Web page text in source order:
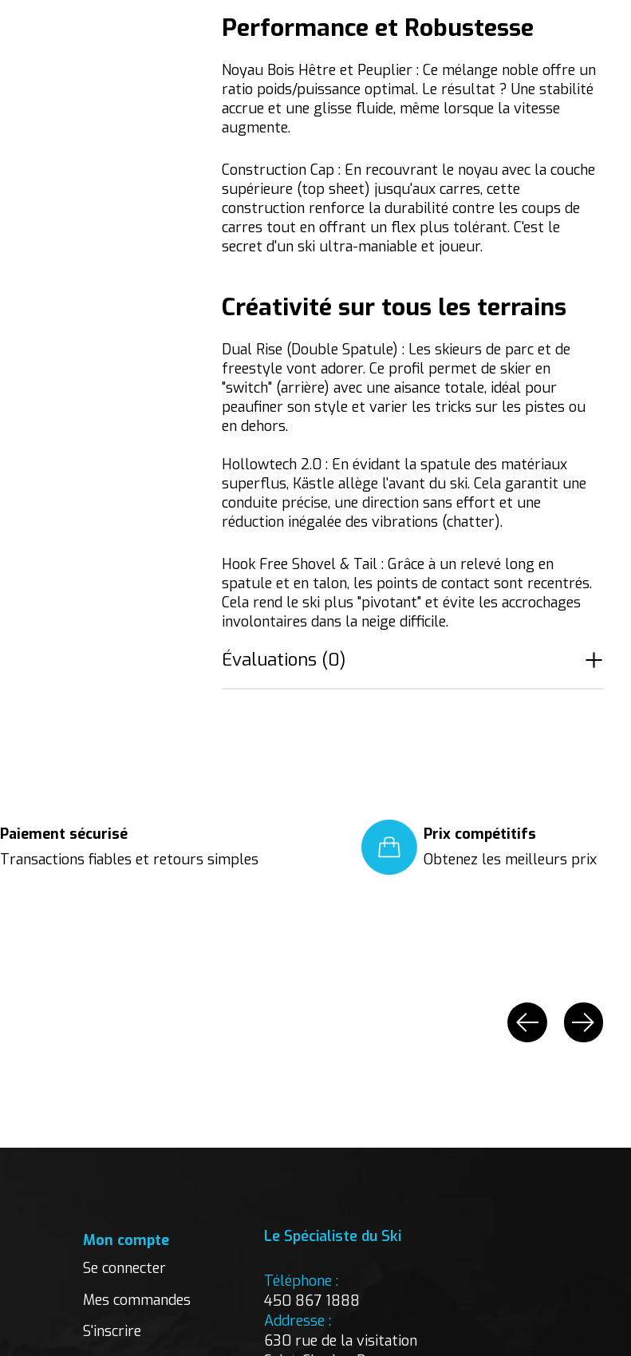
Performance et Robustesse
Noyau Bois Hêtre et Peuplier : Ce mélange noble offre un
ratio poids/puissance optimal. Le résultat ? Une stabilité
accrue et une glisse fluide, même lorsque la vitesse
augmente.
Construction Cap : En recouvrant le noyau avec la couche
supérieure (top sheet) jusqu'aux carres, cette
construction renforce la durabilité contre les coups de
carres tout en offrant un flex plus tolérant. C'est le
secret d'un ski ultra-maniable et joueur.
Créativité sur tous les terrains
Dual Rise (Double Spatule) : Les skieurs de parc et de
freestyle vont adorer. Ce profil permet de skier en
"switch" (arrière) avec une aisance totale, idéal pour
peaufiner son style et varier les tricks sur les pistes ou
en dehors.
Hollowtech 2.0 : En évidant la spatule des matériaux
superflus, Kästle allège l'avant du ski. Cela garantit une
conduite précise, une direction sans effort et une
réduction inégalée des vibrations (chatter).
Hook Free Shovel & Tail : Grâce à un relevé long en
spatule et en talon, les points de contact sont recentrés.
Cela rend le ski plus "pivotant" et évite les accrochages
involontaires dans la neige difficile.
Évaluations (0)
Paiement sécurisé
Transactions fiables et retours simples
Prix compétitifs
Obtenez les meilleurs prix
Mon compte
Se connecter
Mes commandes
S'inscrire
Le Spécialiste du Ski
Téléphone :
450 867 1888
Addresse :
630 rue de la visitation